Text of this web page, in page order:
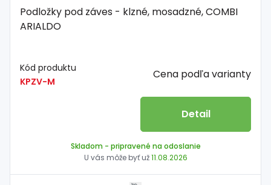
Podložky pod záves - klzné, mosadzné, COMBI
ARIALDO
Kód produktu
KPZV-M
Cena podľa varianty
Detail
Skladom - pripravené na odoslanie
U vás môže byť už11.08.2026